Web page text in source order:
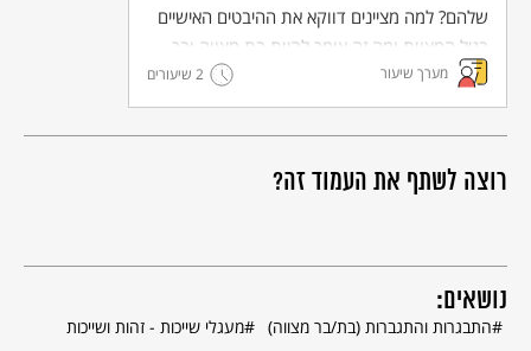
רוצה לשתף את העמוד זה?
שלהם? למה מציינים דווקא את ההיבטים האישיים
בגיל המצוות ומה זה אומר להיות בת מצווה ובר
מצווה בימינו ובעבר?
מערך שיעור 2 שיעורים
נושאים:
התבגרות והתגברות (בת/בר מצווה) מעגלי שייכות - זהות ושייכות